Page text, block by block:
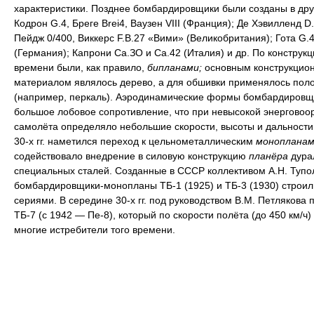
характеристики. Позднее бомбардировщики были созданы в
Кодрон G.4, Бреге Brei4, Ваузен VIII (Франция); Де Хэвилленд
Пейдж 0/400, Виккерс F.B.27 «Вими» (Великобритания); Гота
(Германия); Капрони Са.ЗО и Са.42 (Италия) и др. По
времени были, как правило, бипланами; основным
материалом являлось дерево, а для обшивки применялось
(например, перкаль). Аэродинамические формы
большое лобовое сопротивление, что при невысокой
самолёта определяло небольшие скорости, высоты и
30-х гг. наметился переход к цельнометаллическим
содействовало внедрение в силовую конструкцию планёра
специальных сталей. Созданные в СССР коллективом А.Н.
бомбардировщики-монопланы ТБ-1 (1925) и ТБ-3 (1930)
сериями. В середине 30-х гг. под руководством В.М. Петлякова
ТБ-7 (с 1942 — Пе-8), который по скорости полёта (до 450 км/ч)
многие истребители того времени.